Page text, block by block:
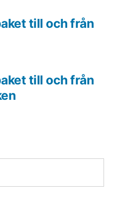
till och från
till och från